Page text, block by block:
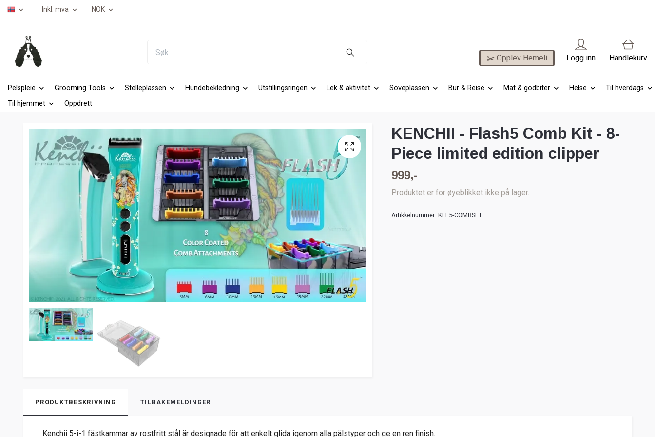
Inkl. mva NOK
✂️ Opplev Hemeli Logg inn Handlekurv
Pelspleie Grooming Tools Stelleplassen Hundebekledning Utstillingsringen Lek & aktivitet Soveplassen Bur & Reise Mat & godbiter Helse
Til hverdags
Til hjemmet
Oppdrett
KENCHII - Flash5 Comb Kit - 8-
Piece limited edition clipper
999,-
Produktet er for øyeblikket ikke på lager.
Artikkelnummer: KEF5-COMBSET
PRODUKTBESKRIVNING TILBAKEMELDINGER
Kenchii 5-i-1 fästkammar av rostfritt stål är designade för att enkelt glida igenom alla pälstyper och ge en ren finish.